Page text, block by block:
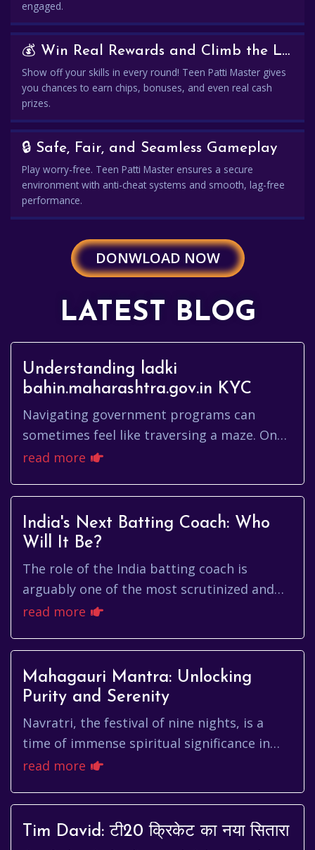
engaged.
💰 Win Real Rewards and Climb the Leaderboard
Show off your skills in every round! Teen Patti Master gives
you chances to earn chips, bonuses, and even real cash
prizes.
🔒 Safe, Fair, and Seamless Gameplay
Play worry-free. Teen Patti Master ensures a secure
environment with anti-cheat systems and smooth, lag-free
performance.
DONWLOAD NOW
LATEST BLOG
Understanding ladki
bahin.maharashtra.gov.in KYC
Navigating government programs can
sometimes feel like traversing a maze. One
such program, potentially linked to the
read more
India's Next Batting Coach: Who
Will It Be?
The role of the India batting coach is
arguably one of the most scrutinized and
impactful positions in international cricket.
read more
Mahagauri Mantra: Unlocking
Purity and Serenity
Navratri, the festival of nine nights, is a
time of immense spiritual significance in
Hinduism. Each day is dedicated to a
read more
Tim David: टी20 क्रिकेट का नया सितारा